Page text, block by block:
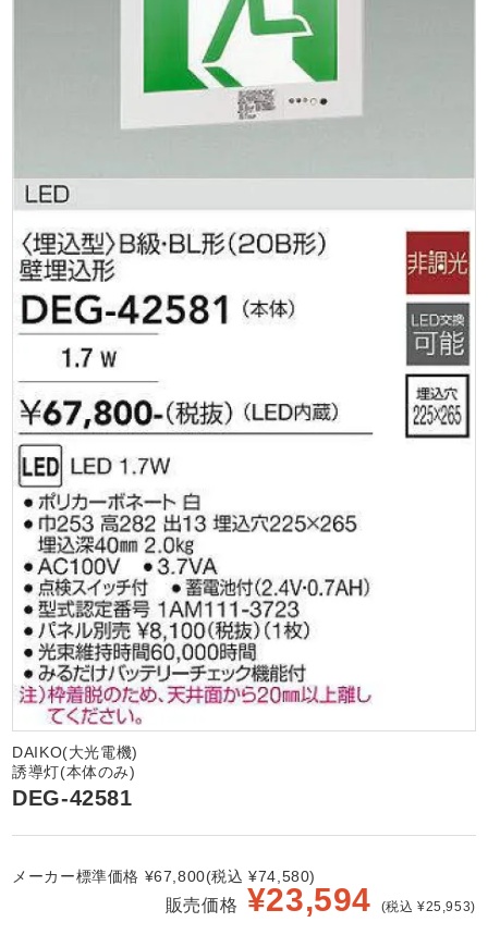
DAIKO(大光電機)
誘導灯(本体のみ)
DEG-42581
メーカー標準価格 ¥67,800(税込 ¥74,580)
販売価格 ¥23,594 (税込 ¥25,953)